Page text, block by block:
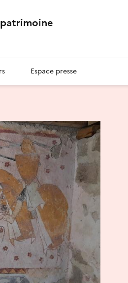
Espace presse